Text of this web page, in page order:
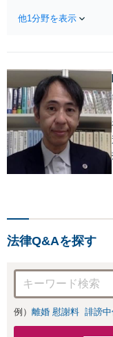
他1分野を表示
法律Q&Aを探す
例） 離婚 慰謝料 誹謗